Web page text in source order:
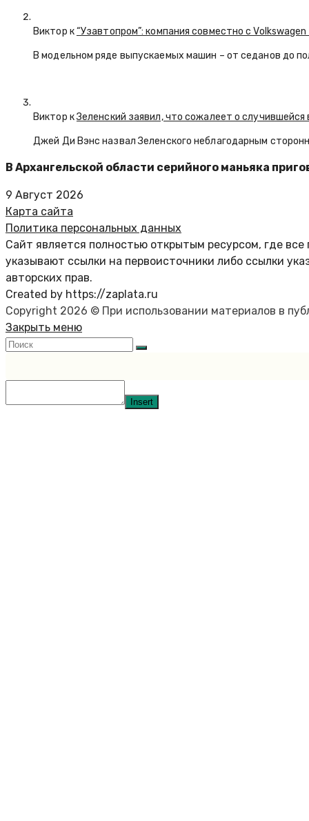
Виктор к“Узавтопром”: компания совместно с
В модельном ряде выпускаемых машин – от седанов до
Виктор кЗеленский заявил, что сожалеет о
Джей Ди Вэнс назвал Зеленского неблагодарным
В Архангельской области серийного маньяка
9 Август 2026
Карта сайта
Политика персональных данных
Сайт является полностью открытым ресурсом, где
указывают ссылки на первоисточники либо ссылки
авторских прав.
Created by https://zaplata.ru
Copyright 2026 © При использовании материалов в
Закрыть меню
Insert